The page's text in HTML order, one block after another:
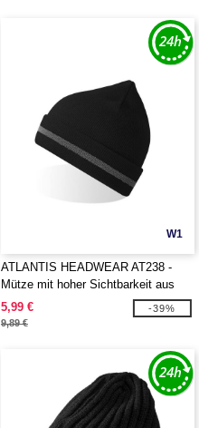
W1
ATLANTIS HEADWEAR AT238 -
Mütze mit hoher Sichtbarkeit aus
recyceltem Polyester
5,99 €
9,89 €
-39%